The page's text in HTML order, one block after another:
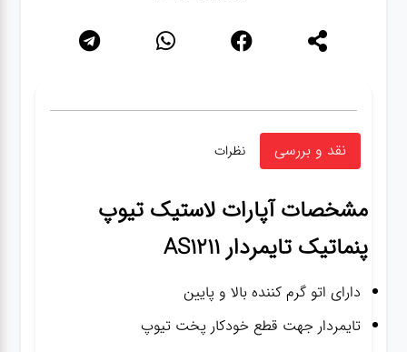
نقد و بررسی نظرات
مشخصاتآپارات لاستیک تیوپ
پنماتیک تایمردار AS1211
دارای اتو گرم کننده بالا و پایین
تایمردار جهت قطع خودکار پخت تیوپ